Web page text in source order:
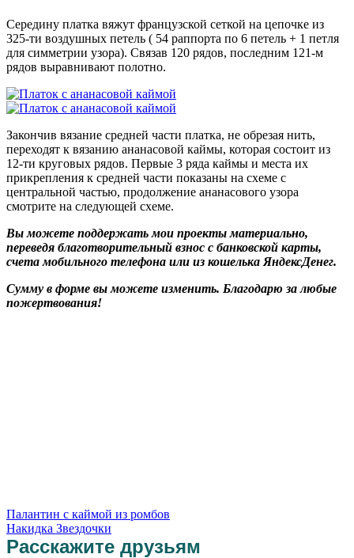
Середину платка вяжут французской сеткой на цепочке из
325-ти воздушных петель ( 54 раппорта по 6 петель + 1 петля
для симметрии узора). Связав 120 рядов, последним 121-м
рядов выравнивают полотно.
Закончив вязание средней части платка, не обрезая нить,
переходят к вязанию ананасовой каймы, которая состоит из
12-ти круговых рядов. Первые 3 ряда каймы и места их
прикрепления к средней части показаны на схеме с
центральной частью, продолжение ананасового узора
смотрите на следующей схеме.
Вы можете поддержать мои проекты материально,
переведя благотворительный взнос с банковской карты,
счета мобильного телефона или из кошелька ЯндексДенег.
Сумму в форме вы можете изменить. Благодарю за любые
пожертвования!
Палантин с каймой из ромбов
Накидка Звездочки
Расскажите друзьям